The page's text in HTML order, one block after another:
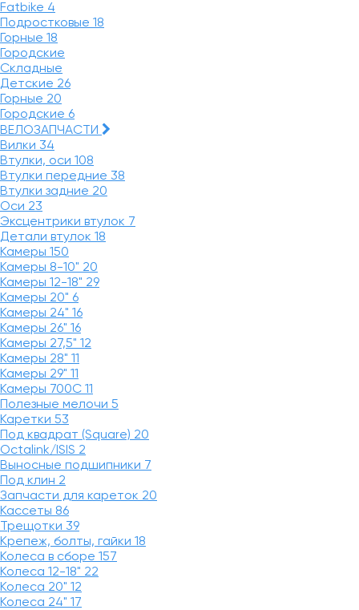
Fatbike 4
Подростковые 18
Горные 18
Городские
Складные
Детские 26
Горные 20
Городские 6
ВЕЛОЗАПЧАСТИ
Вилки 34
Втулки, оси 108
Втулки передние 38
Втулки задние 20
Оси 23
Эксцентрики втулок 7
Детали втулок 18
Камеры 150
Камеры 8-10" 20
Камеры 12-18" 29
Камеры 20" 6
Камеры 24" 16
Камеры 26" 16
Камеры 27,5" 12
Камеры 28" 11
Камеры 29" 11
Камеры 700C 11
Полезные мелочи 5
Каретки 53
Под квадрат (Square) 20
Octalink/ISIS 2
Выносные подшипники 7
Под клин 2
Запчасти для кареток 20
Кассеты 86
Трещотки 39
Крепеж, болты, гайки 18
Колеса в сборе 157
Колеса 12-18" 22
Колеса 20" 12
Колеса 24" 17